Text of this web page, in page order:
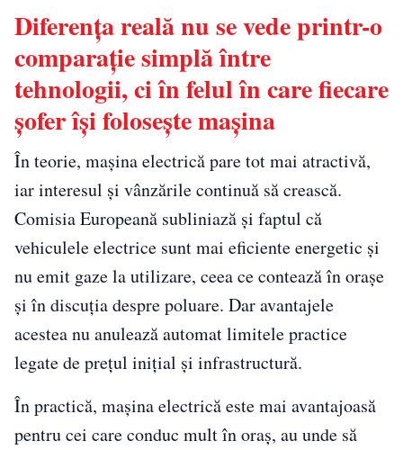
Diferența reală nu se vede printr-o
comparație simplă între
tehnologii, ci în felul în care fiecare
șofer își folosește mașina
În teorie, mașina electrică pare tot mai atractivă,
iar interesul și vânzările continuă să crească.
Comisia Europeană subliniază și faptul că
vehiculele electrice sunt mai eficiente energetic și
nu emit gaze la utilizare, ceea ce contează în orașe
și în discuția despre poluare. Dar avantajele
acestea nu anulează automat limitele practice
legate de prețul inițial și infrastructură.
În practică, mașina electrică este mai avantajoasă
pentru cei care conduc mult în oraș, au unde să